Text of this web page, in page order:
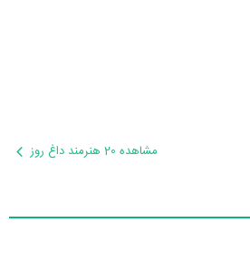
مشاهده 20 هنرمند داغ روز